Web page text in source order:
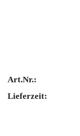
Art.Nr.:
Lieferzeit: